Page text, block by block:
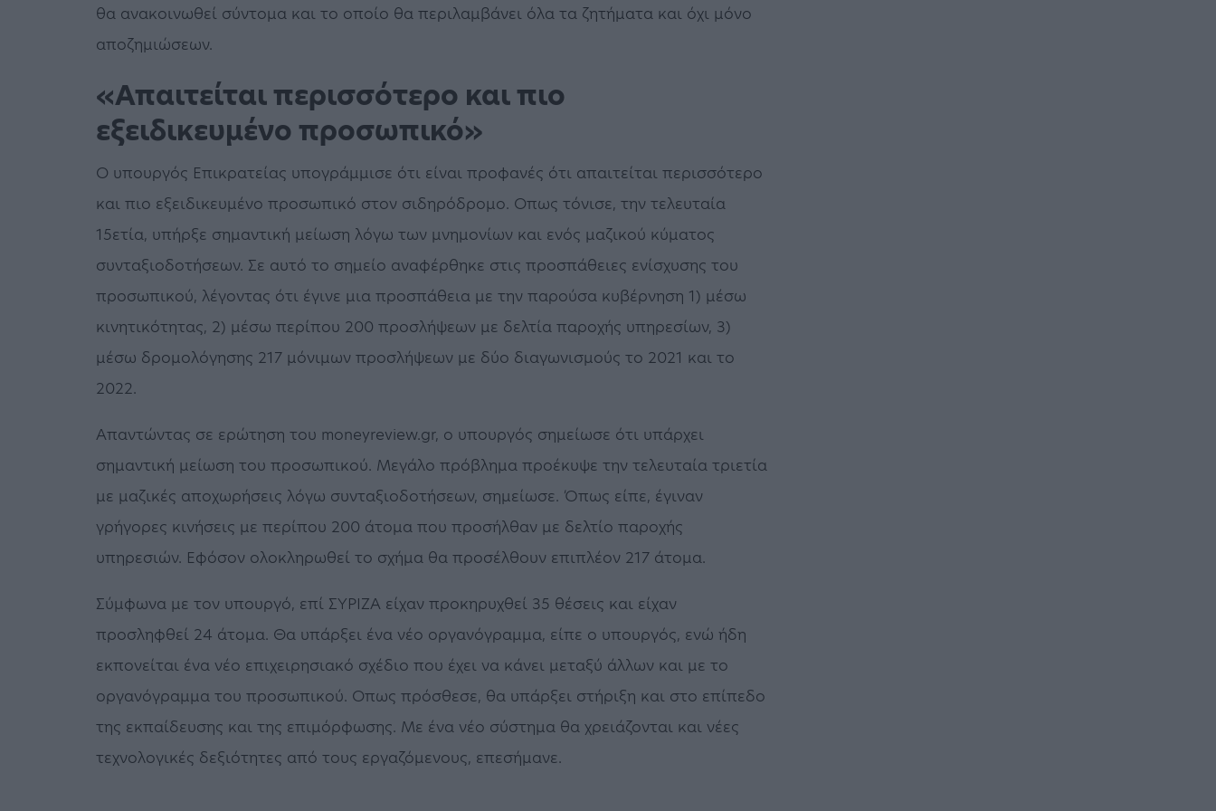
θα ανακοινωθεί σύντομα και το οποίο θα περιλαμβάνει όλα τα ζητήματα και όχι μόνο
αποζημιώσεων.
«Απαιτείται περισσότερο και πιο
εξειδικευμένο προσωπικό»
Ο υπουργός Επικρατείας υπογράμμισε ότι είναι προφανές ότι απαιτείται περισσότερο
και πιο εξειδικευμένο προσωπικό στον σιδηρόδρομο. Οπως τόνισε, την τελευταία
15ετία, υπήρξε σημαντική μείωση λόγω των μνημονίων και ενός μαζικού κύματος
συνταξιοδοτήσεων. Σε αυτό το σημείο αναφέρθηκε στις προσπάθειες ενίσχυσης του
προσωπικού, λέγοντας ότι έγινε μια προσπάθεια με την παρούσα κυβέρνηση 1) μέσω
κινητικότητας, 2) μέσω περίπου 200 προσλήψεων με δελτία παροχής υπηρεσίων, 3)
μέσω δρομολόγησης 217 μόνιμων προσλήψεων με δύο διαγωνισμούς το 2021 και το
2022.
Απαντώντας σε ερώτηση του moneyreview.gr, ο υπουργός σημείωσε ότι υπάρχει
σημαντική μείωση του προσωπικού. Μεγάλο πρόβλημα προέκυψε την τελευταία τριετία
με μαζικές αποχωρήσεις λόγω συνταξιοδοτήσεων, σημείωσε. Όπως είπε, έγιναν
γρήγορες κινήσεις με περίπου 200 άτομα που προσήλθαν με δελτίο παροχής
υπηρεσιών. Εφόσον ολοκληρωθεί το σχήμα θα προσέλθουν επιπλέον 217 άτομα.
Σύμφωνα με τον υπουργό, επί ΣΥΡΙΖΑ είχαν προκηρυχθεί 35 θέσεις και είχαν
προσληφθεί 24 άτομα. Θα υπάρξει ένα νέο οργανόγραμμα, είπε ο υπουργός, ενώ ήδη
εκπονείται ένα νέο επιχειρησιακό σχέδιο που έχει να κάνει μεταξύ άλλων και με το
οργανόγραμμα του προσωπικού. Οπως πρόσθεσε, θα υπάρξει στήριξη και στο επίπεδο
της εκπαίδευσης και της επιμόρφωσης. Με ένα νέο σύστημα θα χρειάζονται και νέες
τεχνολογικές δεξιότητες από τους εργαζόμενους, επεσήμανε.